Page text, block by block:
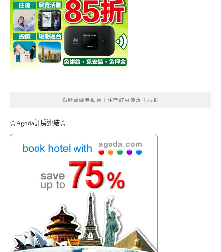
👍熊寶讀者推薦｜住宿訂房優惠｜75折
☆Agoda訂房連結☆